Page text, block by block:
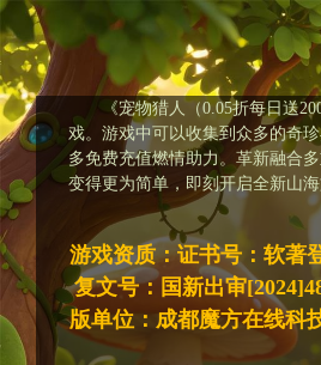
《宠物猎人（0.05折每日送
戏。游戏中可以收集到众多的奇
多免费充值燃情助力。革新融合
变得更为简单，即刻开启全新山
游戏资质：证书号：软著
复文号：国新出审
版单位：成都魔方在线科